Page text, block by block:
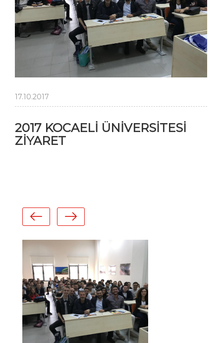
17.10.2017
2017 KOCAELİ ÜNİVERSİTESİ
ZİYARET